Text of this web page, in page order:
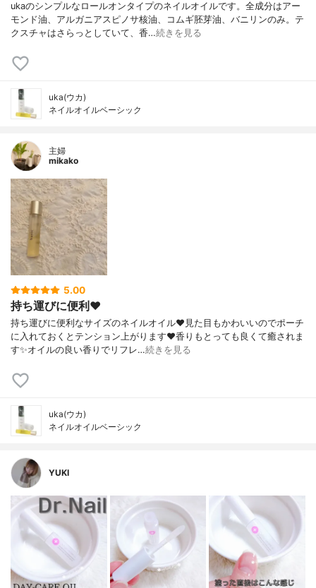
ukaのシンプルなロールオンタイプのネイルオイルです。全成分はアー
モンド油、アルガニアスピノサ核油、コムギ胚芽油、バニリンのみ。テ
クスチャはさらっとしていて、香…続きを見る
uka(ウカ)
ネイルオイルベーシック
主婦
mikako
5.00
持ち運びに便利❤️
持ち運びに便利なサイズのネイルオイル❤️見た目もかわいいのでポーチ
に入れておくとテンション上がります❤️香りもとっても良くて癒されま
す✨オイルの良い香りでリフレ…続きを見る
uka(ウカ)
ネイルオイルベーシック
YUKI